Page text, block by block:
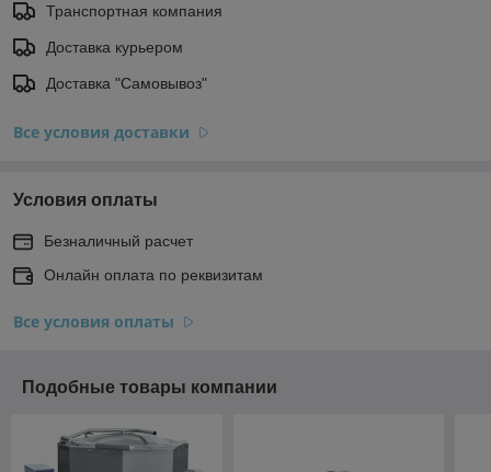
Транспортная компания
Доставка курьером
Доставка "Самовывоз"
Все условия доставки
Условия оплаты
Безналичный расчет
Онлайн оплата по реквизитам
Все условия оплаты
Подобные товары компании